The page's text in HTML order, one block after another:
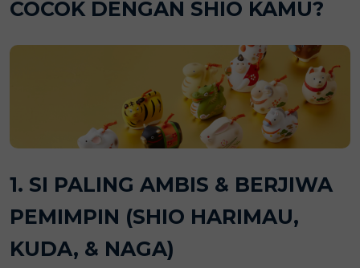
COCOK DENGAN SHIO KAMU?
1. SI PALING AMBIS & BERJIWA
PEMIMPIN (SHIO HARIMAU,
KUDA, & NAGA)